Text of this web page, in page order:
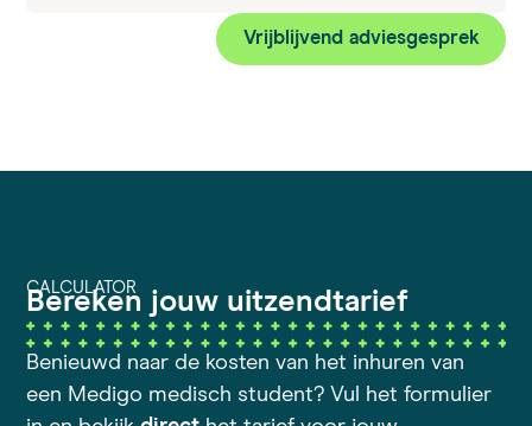
Vrijblijvend adviesgesprek
CALCULATOR
Bereken jouw uitzendtarief
Benieuwd naar de kosten van het inhuren van
een Medigo medisch student? Vul het formulier